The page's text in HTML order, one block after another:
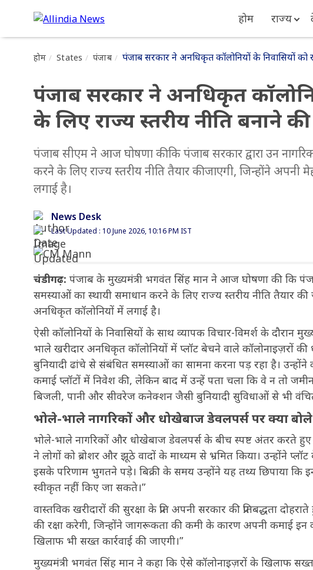
होम राज्य
होम States पंजाब पंजाब सरकार ने अनधिकृत कॉलोनियों के निवासियों को
पंजाब सरकार ने अनधिकृत
के लिए राज्य स्तरीय नीति बनाने
पंजाब सीएम ने आज घोषणा की कि पंजाब सरकार द्वारा उन
करने के लिए राज्य स्तरीय नीति तैयार की जाएगी, जिन्होंने अपनी
लगाई है।
News Desk
Last Updated : 10 June 2026, 10:16 PM IST
चंडीगढ़: पंजाब के मुख्यमंत्री भगवंत सिंह मान ने आज घोषणा की कि
समस्याओं का स्थायी समाधान करने के लिए राज्य स्तरीय नीति तैयार
अनधिकृत कॉलोनियों में लगाई है।
ऐसी कॉलोनियों के निवासियों के साथ व्यापक विचार-विमर्श के दौरान
भाले खरीदार अनधिकृत कॉलोनियों में प्लॉट बेचने वाले कॉलोनाइज़रों
बुनियादी ढांचे से संबंधित समस्याओं का सामना करना पड़ रहा है।
कमाई प्लॉटों में निवेश की, लेकिन बाद में उन्हें पता चला कि वे न तो
बिजली, पानी और सीवरेज कनेक्शन जैसी बुनियादी सुविधाओं से भी
भोले-भाले नागरिकों और धोखेबाज डेवलपर्स पर क्या
भोले-भाले नागरिकों और धोखेबाज डेवलपर्स के बीच स्पष्ट अंतर करते
ने लोगों को ब्रोशर और झूठे वादों के माध्यम से भ्रमित किया। उन्होंने
इसके परिणाम भुगतने पड़े। बिक्री के समय उन्होंने यह तथ्य छिपाया
स्वीकृत नहीं किए जा सकते।”
वास्तविक खरीदारों की सुरक्षा के प्रति अपनी सरकार की प्रतिबद्धता
की रक्षा करेगी, जिन्होंने जागरूकता की कमी के कारण अपनी कमाई इन
खिलाफ भी सख्त कार्रवाई की जाएगी।”
मुख्यमंत्री भगवंत सिंह मान ने कहा कि ऐसे कॉलोनाइज़रों के खिलाफ सख्त